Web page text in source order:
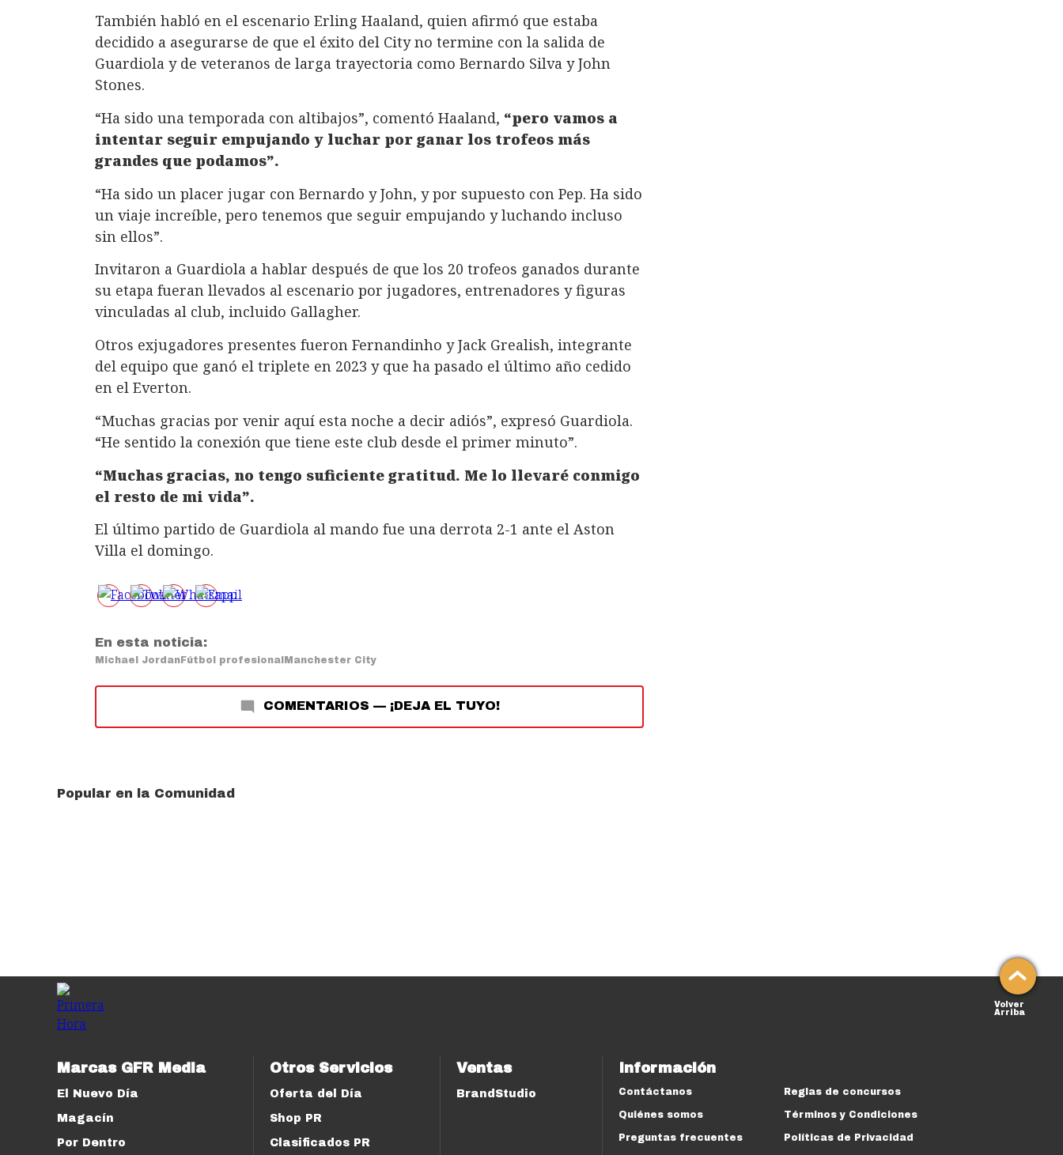
También habló en el escenario Erling Haaland, quien afirmó que estaba
decidido a asegurarse de que el éxito del City no termine con la salida de
Guardiola y de veteranos de larga trayectoria como Bernardo Silva y John
Stones.
“Ha sido una temporada con altibajos”, comentó Haaland, “pero vamos a
intentar seguir empujando y luchar por ganar los trofeos más
grandes que podamos”.
“Ha sido un placer jugar con Bernardo y John, y por supuesto con Pep. Ha sido
un viaje increíble, pero tenemos que seguir empujando y luchando incluso
sin ellos”.
Invitaron a Guardiola a hablar después de que los 20 trofeos ganados durante
su etapa fueran llevados al escenario por jugadores, entrenadores y figuras
vinculadas al club, incluido Gallagher.
Otros exjugadores presentes fueron Fernandinho y Jack Grealish, integrante
del equipo que ganó el triplete en 2023 y que ha pasado el último año cedido
en el Everton.
“Muchas gracias por venir aquí esta noche a decir adiós”, expresó Guardiola.
“He sentido la conexión que tiene este club desde el primer minuto”.
“Muchas gracias, no tengo suficiente gratitud. Me lo llevaré conmigo
el resto de mi vida”.
El último partido de Guardiola al mando fue una derrota 2-1 ante el Aston
Villa el domingo.
En esta noticia:
Michael Jordan Fútbol profesional Manchester City
COMENTARIOS — ¡DEJA EL TUYO!
Popular en la Comunidad
Volver
Arriba
Marcas GFR Media
El Nuevo Día
Magacín
Por Dentro
Otros Servicios
Oferta del Día
Shop PR
Clasificados PR
Ventas
BrandStudio
Información
Contáctanos
Quiénes somos
Preguntas frecuentes
Reglas de concursos
Términos y Condiciones
Políticas de Privacidad